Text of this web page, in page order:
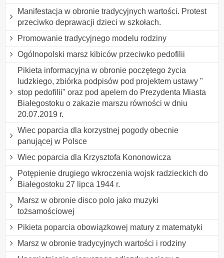
Manifestacja w obronie tradycyjnych wartości. Protest
przeciwko deprawacji dzieci w szkołach.
Promowanie tradycyjnego modelu rodziny
Ogólnopolski marsz kibiców przeciwko pedofilii
Pikieta informacyjna w obronie poczętego życia
ludzkiego, zbiórka podpisów pod projektem ustawy "
stop pedofilii" oraz pod apelem do Prezydenta Miasta
Białegostoku o zakazie marszu równości w dniu
20.07.2019 r.
Wiec poparcia dla korzystnej pogody obecnie
panującej w Polsce
Wiec poparcia dla Krzysztofa Kononowicza
Potępienie drugiego wkroczenia wojsk radzieckich do
Białegostoku 27 lipca 1944 r.
Marsz w obronie disco polo jako muzyki
tożsamościowej
Pikieta poparcia obowiązkowej matury z matematyki
Marsz w obronie tradycyjnych wartości i rodziny